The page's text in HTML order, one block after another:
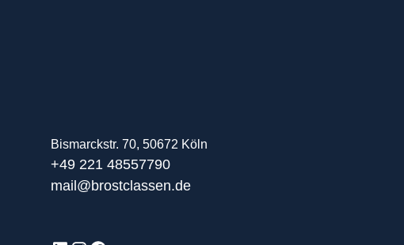
Bismarckstr. 70, 50672 Köln
+49 221 48557790
mail@brostclassen.de